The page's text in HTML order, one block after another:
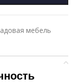
мебель